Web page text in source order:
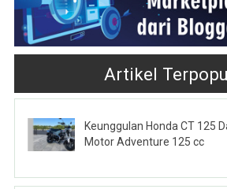
Artikel
Keunggulan Honda CT 125
Motor Adventure 125 cc